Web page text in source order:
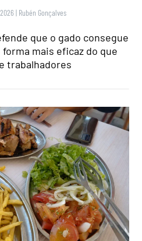
| Rubén Gonçalves
que o gado consegue
mais eficaz do que
trabalhadores